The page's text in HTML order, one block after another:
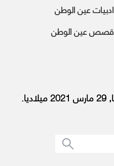
ادبيات عين الوطن
قصص عين الوطن